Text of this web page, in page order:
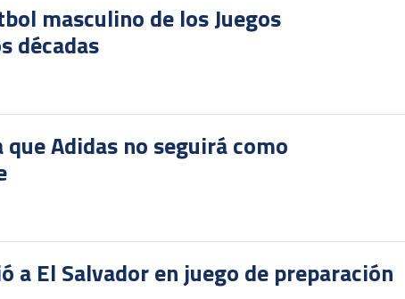
masculino de los Juegos
décadas
Adidas no seguirá como
a El Salvador en juego de preparación